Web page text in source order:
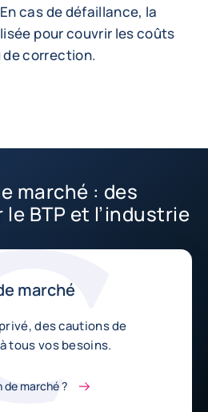
cas de défaillance, la
pour couvrir les coûts
de correction.
marché : des
BTP et l’industrie
marché
des cautions de
tous vos besoins.
de marché ?